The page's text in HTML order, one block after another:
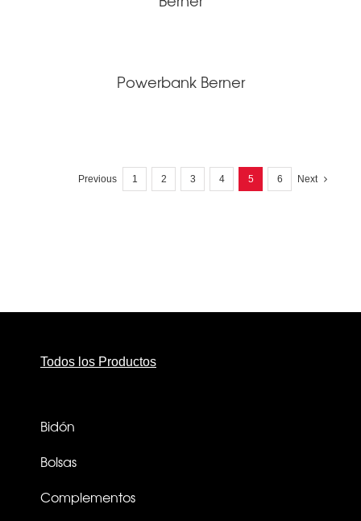
Powerbank Berner
Previous 1 2 3 4 5 6 Next
Todos los Productos
Bidón
Bolsas
Complementos